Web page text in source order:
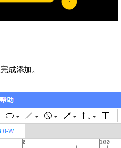
成添加。